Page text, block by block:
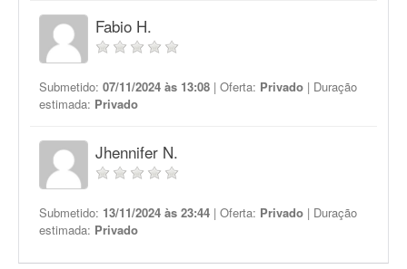
Fabio H.
Submetido: 07/11/2024 às 13:08 | Oferta: Privado | Duração
estimada: Privado
Jhennifer N.
Submetido: 13/11/2024 às 23:44 | Oferta: Privado | Duração
estimada: Privado